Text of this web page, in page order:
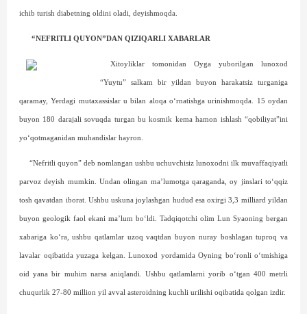
ichib turish diabetning oldini oladi, deyishmoqda.
“NEFRITLI QUYON”DAN QIZIQARLI XABARLAR
Xitoyliklar tomonidan Oyga yuborilgan lunoxod
“Yuytu” salkam bir yildan buyon harakatsiz turganiga
qaramay, Yerdagi mutaxassislar u bilan aloqa o‘rnatishga urinishmoqda. 15 oydan
buyon 180 darajali sovuqda turgan bu kosmik kema hamon ishlash “qobiliyat”ini
yo‘qotmaganidan muhandislar hayron.
“Nefritli quyon” deb nomlangan ushbu uchuvchisiz lunoxodni ilk muvaffaqiyatli
parvoz deyish mumkin. Undan olingan ma’lumotga qaraganda, oy jinslari to‘qqiz
tosh qavatdan iborat. Ushbu uskuna joylashgan hudud esa oxirgi 3,3 milliard yildan
buyon geologik faol ekani ma’lum bo‘ldi. Tadqiqotchi olim Lun Syaoning bergan
xabariga ko‘ra, ushbu qatlamlar uzoq vaqtdan buyon nuray boshlagan tuproq va
lavalar oqibatida yuzaga kelgan. Lunoxod yordamida Oyning bo‘ronli o‘tmishiga
oid yana bir muhim narsa aniqlandi. Ushbu qatlamlarni yorib o‘tgan 400 metrli
chuqurlik 27-80 million yil avval asteroidning kuchli urilishi oqibatida qolgan izdir.